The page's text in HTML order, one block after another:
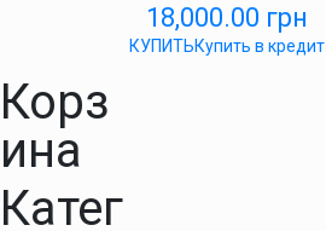
18,000.00 грн
КУПИТЬКупить в кредит
Корз
ина
Катег